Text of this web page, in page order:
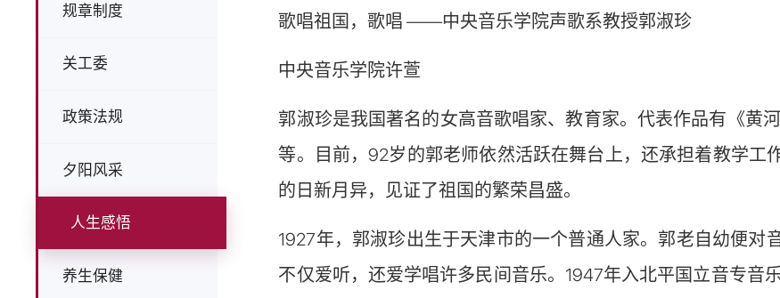
规章制度
关工委
政策法规
夕阳风采
人生感悟
养生保健
歌唱祖国，歌唱 ——中央音乐学院声歌系教授郭淑珍
中央音乐学院许萱
郭淑珍是我国著名的女高音歌唱家、教育家。代表作品有《黄
等。目前，92岁的郭老师依然活跃在舞台上，还承担着教学工
的日新月异，见证了祖国的繁荣昌盛。
1927年，郭淑珍出生于天津市的一个普通人家。郭老自幼便对
不仅爱听，还爱学唱许多民间音乐。1947年入北平国立音专音